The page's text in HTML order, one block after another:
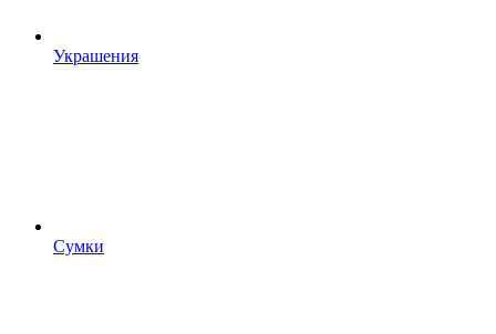
Украшения
Сумки